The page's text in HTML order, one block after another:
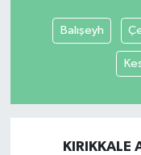
Balışeyh
KIRIKKALE